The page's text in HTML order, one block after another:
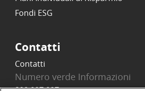
Fondi ESG
Contatti
Contatti
Numero verde Informazioni